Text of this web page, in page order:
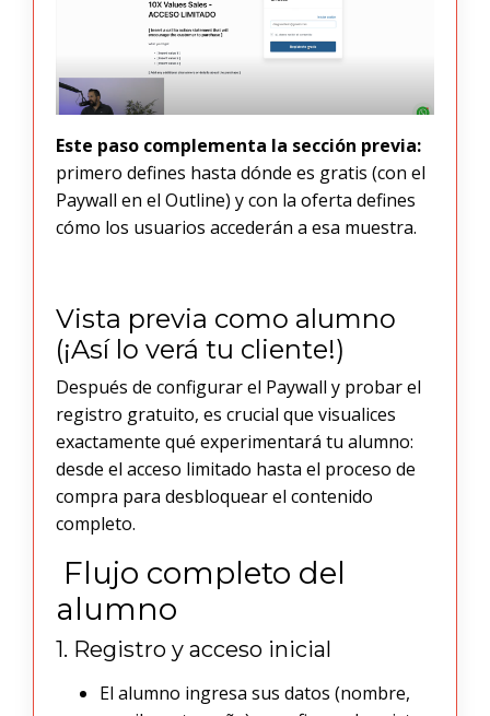
Este paso complementa la sección previa:
primero defines hasta dónde es gratis (con el
Paywall en el Outline) y con la oferta defines
cómo los usuarios accederán a esa muestra.
Vista previa como alumno
(¡Así lo verá tu cliente!)
Después de configurar el Paywall y probar el
registro gratuito, es crucial que visualices
exactamente qué experimentará tu alumno:
desde el acceso limitado hasta el proceso de
compra para desbloquear el contenido
completo.
Flujo completo del
alumno
1. Registro y acceso inicial
El alumno ingresa sus datos (nombre,